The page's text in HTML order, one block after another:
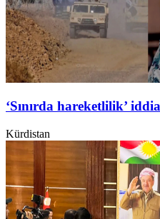
‘Sınırda hareketlilik’
Kürdistan